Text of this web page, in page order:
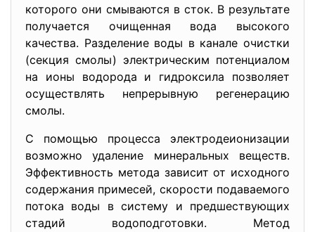
которого они смываются в сток. В результате
получается очищенная вода высокого
качества. Разделение воды в канале очистки
(секция смолы) электрическим потенциалом
на ионы водорода и гидроксила позволяет
осуществлять непрерывную регенерацию
смолы.
С помощью процесса электродеионизации
возможно удаление минеральных веществ.
Эффективность метода зависит от исходного
содержания примесей, скорости подаваемого
потока воды в систему и предшествующих
стадий водоподготовки. Метод